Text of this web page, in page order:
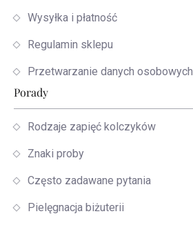
Wysyłka i płatność
Regulamin sklepu
Przetwarzanie danych osobowych
Porady
Rodzaje zapięć kolczyków
Znaki proby
Często zadawane pytania
Pielęgnacja biżuterii